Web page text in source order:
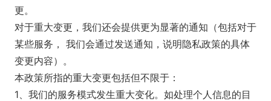
更。
对于重大变更，我们还会提供更为显著的通知（包括对于
某些服务， 我们会通过发送通知，说明隐私政策的具体
变更内容）。
本政策所指的重大变更包括但不限于：
1、我们的服务模式发生重大变化。如处理个人信息的目